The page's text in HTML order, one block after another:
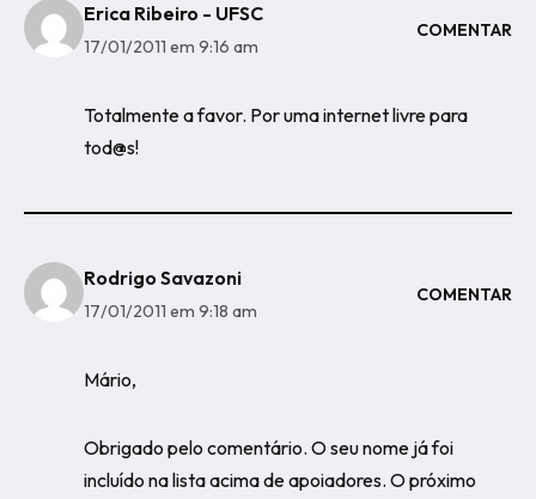
Erica Ribeiro - UFSC
17/01/2011 em 9:16 am
COMENTAR
Totalmente a favor. Por uma internet livre para
tod@s!
Rodrigo Savazoni
17/01/2011 em 9:18 am
COMENTAR
Mário,
Obrigado pelo comentário. O seu nome já foi
incluído na lista acima de apoiadores. O próximo